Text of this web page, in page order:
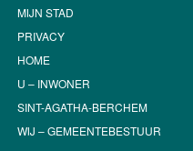
MIJN STAD
PRIVACY
HOME
U – INWONER
SINT-AGATHA-BERCHEM
WIJ – GEMEENTEBESTUUR